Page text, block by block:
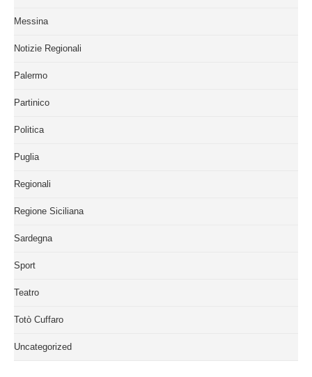
Messina
Notizie Regionali
Palermo
Partinico
Politica
Puglia
Regionali
Regione Siciliana
Sardegna
Sport
Teatro
Totò Cuffaro
Uncategorized